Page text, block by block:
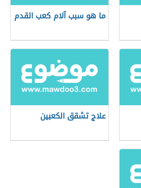
ما هو سبب آلام كعب القدم
علاج تشقق الكعبين